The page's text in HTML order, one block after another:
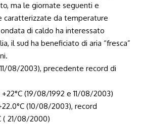
ma le giornate seguenti e
caratterizzate da temperature
di caldo ha interessato
il sud ha beneficiato di aria “fresca”
08/2003), precedente record di
(19/08/1992 e 11/08/2003)
(10/08/2003), record
( 21/08/2000)